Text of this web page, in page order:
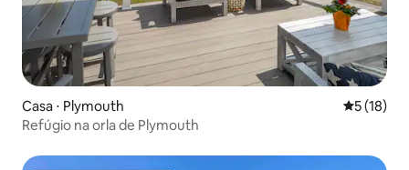
Casa ⋅ Plymouth 5 de uma
5 (18)
Refúgio na orla de Plymouth